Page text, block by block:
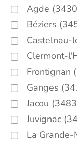
Agde
Béziers
Castelnau-
Clermont-
Frontignan
Ganges
Jacou
Juvignac
La